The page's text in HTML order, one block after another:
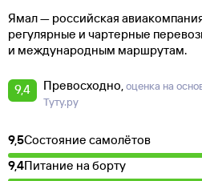
Ямал — российская
регулярные и чартерные
и международным маршрутам.
9,4 Превосходно оценка на
Туту.ру
9,5Состояние самолётов
9,4Питание на борту